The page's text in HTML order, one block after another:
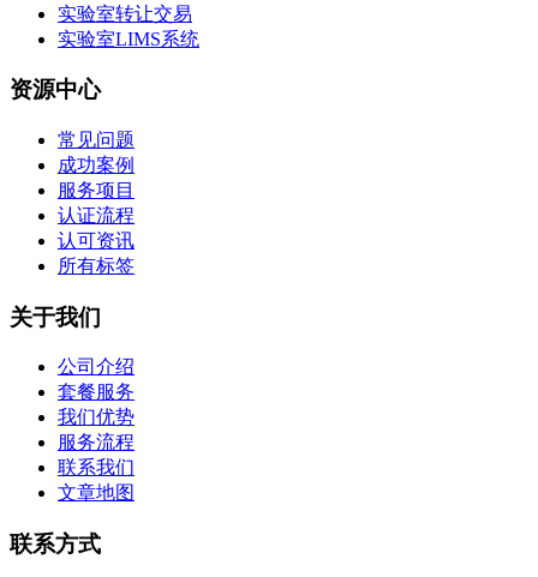
实验室转让交易
实验室LIMS系统
资源中心
常见问题
成功案例
服务项目
认证流程
认可资讯
所有标签
关于我们
公司介绍
套餐服务
我们优势
服务流程
联系我们
文章地图
联系方式